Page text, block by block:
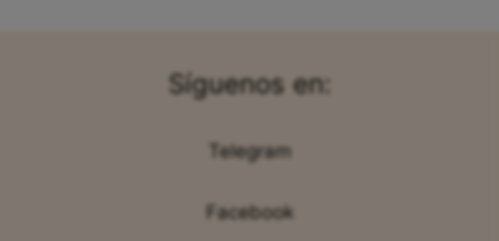
Síguenos en:
Telegram
Facebook